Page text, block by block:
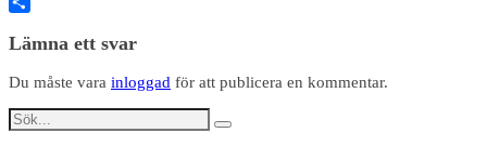
Lämna ett svar
Du måste vara inloggad för att publicera en kommentar.